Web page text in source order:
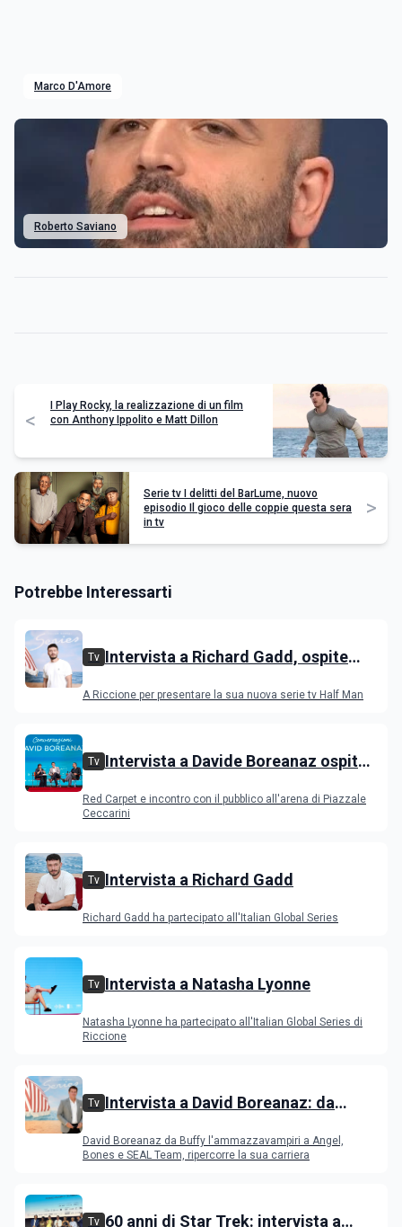
Marco D'Amore
Roberto Saviano
<
I Play Rocky, la realizzazione di un film
con Anthony Ippolito e Matt Dillon
Serie tv I delitti del BarLume, nuovo
episodio Il gioco delle coppie questa sera
in tv
>
Potrebbe Interessarti
Tv Intervista a Richard Gadd, ospite
A Riccione per presentare la sua nuova serie tv Half Man
Tv Intervista a Davide Boreanaz ospite
Red Carpet e incontro con il pubblico all'arena di Piazzale
Ceccarini
Tv Intervista a Richard Gadd
Richard Gadd ha partecipato all'Italian Global Series
Tv Intervista a Natasha Lyonne
Natasha Lyonne ha partecipato all'Italian Global Series di
Riccione
Tv Intervista a David Boreanaz: da
Bones e SEAL Team
David Boreanaz da Buffy l'ammazzavampiri a Angel,
Bones e SEAL Team, ripercorre la sua carriera
Tv 60 anni di Star Trek: intervista a